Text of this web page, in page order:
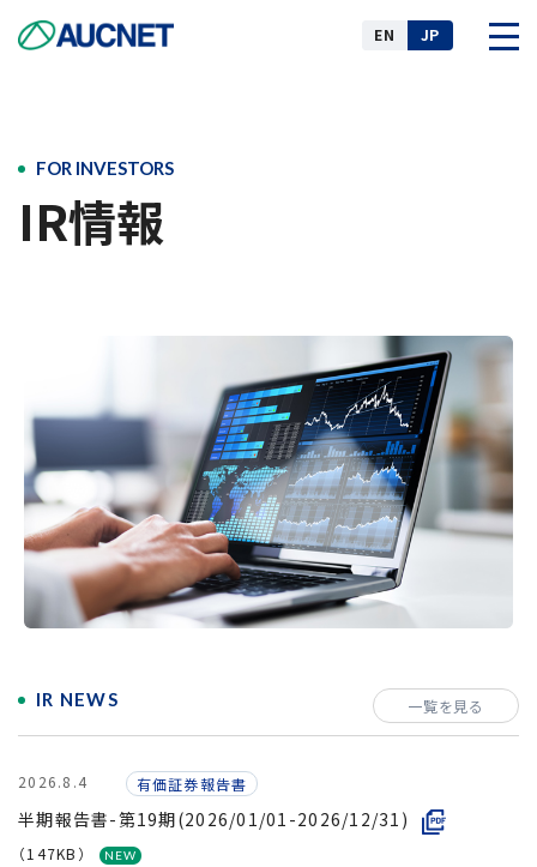
FOR INVESTORS
IR情報
IR NEWS
2026.8.4 有価証券報告書
半期報告書-第19期(2026/01/01-2026/12/31)
（147KB）
一覧を見る
EN JP
事業
IR情報
サステナビリティ
採用情報